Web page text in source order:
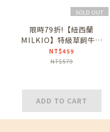
SOLD OUT
限時79折!【紐西蘭
MILKIO】特級草飼牛無
水奶油 (250毫升) Ghee
澄清奶油
NT$459
NT$579
ADD TO CART